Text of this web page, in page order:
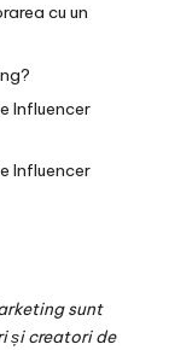
cu un
Influencer
Influencer
sunt
și creatori de